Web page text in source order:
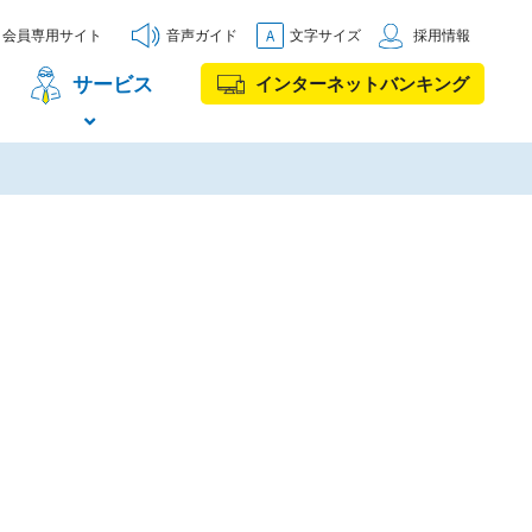
サービス インターネットバンキング
会員専用サイト 音声ガイド 文字サイズ 採用情報